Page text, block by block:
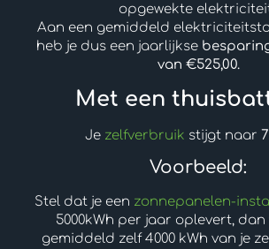
opgewekte
Aan een gemiddeld
heb je dus een jaarlijkse
van €525,00.
Met een
Je zelfverbruik stijgt naar
Voorbeeld:
Stel dat je een zonnepanelen-
5000kWh per jaar oplevert,
gemiddeld zelf 4000 kWh van je